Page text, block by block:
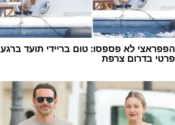
הפפראצי לא פספסו: טום בריידי תועד ברגע
פרטי בדרום צרפת